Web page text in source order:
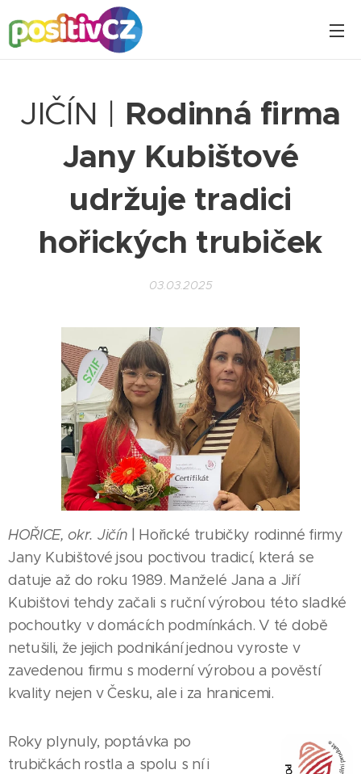
JIČÍN | Rodinná firma
Jany Kubištové
udržuje tradici
hořických trubiček
03.03.2025
HOŘICE, okr. Jičín | Hořické trubičky rodinné firmy
Jany Kubištové jsou poctivou tradicí, která se
datuje až do roku 1989. Manželé Jana a Jiří
Kubištovi tehdy začali s ruční výrobou této sladké
pochoutky v domácích podmínkách. V té době
netušili, že jejich podnikání jednou vyroste v
zavedenou firmu s moderní výrobou a pověstí
kvality nejen v Česku, ale i za hranicemi.
Roky plynuly, poptávka po
trubičkách rostla a spolu s ní i